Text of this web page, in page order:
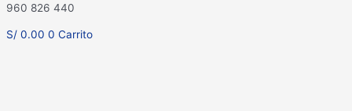
960 826 440
S/ 0.00 0 Carrito